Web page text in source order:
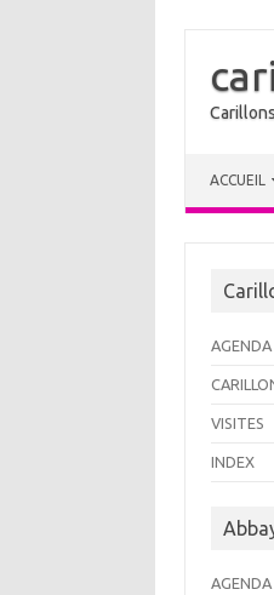
ACCUEIL
AGENDA
VISITES
INDEX
AGENDA